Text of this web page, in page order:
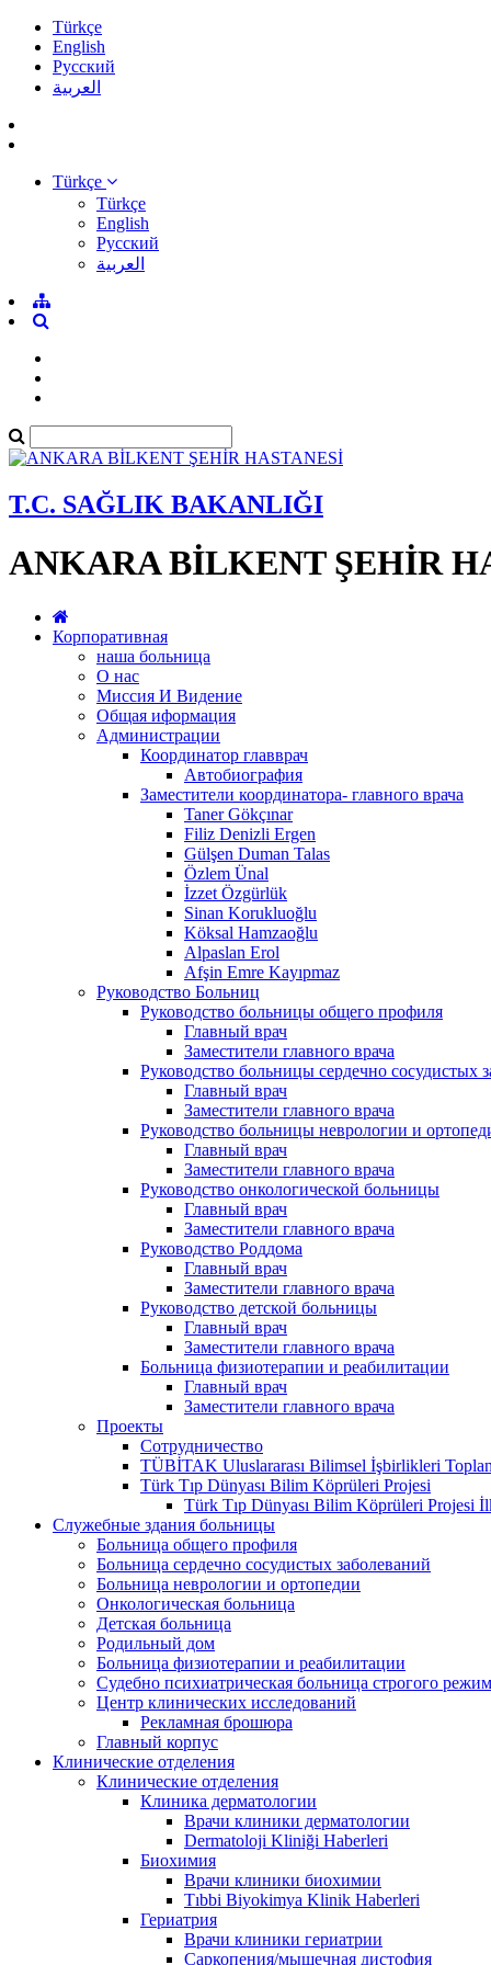
Türkçe
English
Pусский
العربية
Türkçe
Türkçe
English
Pусский
العربية
T.C. SAĞLIK BAKANLIĞI
ANKARA BİLKENT ŞEHİR
Корпоративная
наша больница
О нас
Миссия И Видение
Общая иформация
Администрации
Координатор главврач
Автобиография
Заместители координатора- главного врача
Taner Gökçınar
Filiz Denizli Ergen
Gülşen Duman Talas
Özlem Ünal
İzzet Özgürlük
Sinan Korukluoğlu
Köksal Hamzaoğlu
Alpaslan Erol
Afşin Emre Kayıpmaz
Руководство Больниц
Руководство больницы общего профиля
Главный врач
Заместители главного врача
Руководство больницы сердечно сосудистых
Главный врач
Заместители главного врача
Руководство больницы неврологии и
Главный врач
Заместители главного врача
Руководство онкологической больницы
Главный врач
Заместители главного врача
Руководство Роддома
Главный врач
Заместители главного врача
Руководство детской больницы
Главный врач
Заместители главного врача
Больница физиотерапии и реабилитации
Главный врач
Заместители главного врача
Проекты
Сотрудничество
TÜBİTAK Uluslararası Bilimsel İşbirlikleri
Türk Tıp Dünyası Bilim Köprüleri Projesi
Türk Tıp Dünyası Bilim Köprüleri Projesi
Служебные здания больницы
Больница общего профиля
Больница сердечно сосудистых заболеваний
Больница неврологии и ортопедии
Онкологическая больница
Детская больница
Родильный дом
Больница физиотерапии и реабилитации
Судебно психиатрическая больница строгого
Центр клинических исследований
Рекламная брошюра
Главный корпус
Клинические отделения
Клинические отделения
Клиника дерматологии
Врачи клиники дерматологии
Dermatoloji Kliniği Haberleri
Биохимия
Врачи клиники биохимии
Tıbbi Biyokimya Klinik Haberleri
Гериатрия
Врачи клиники гериатрии
Саркопения/мышечная дистофия